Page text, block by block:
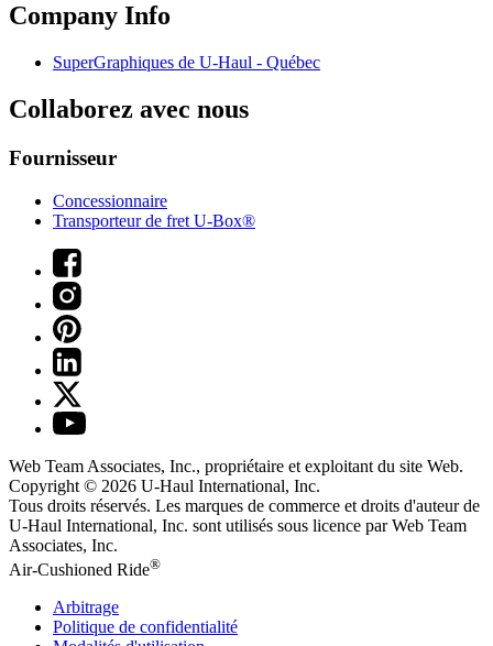
Company Info
SuperGraphiques de U-Haul - Québec
Collaborez avec nous
Fournisseur
Concessionnaire
Transporteur de fret U-Box®
Web Team Associates, Inc., propriétaire et exploitant du site Web.
Copyright © 2026 U-Haul International, Inc.
Tous droits réservés. Les marques de commerce et droits d'auteur de
U-Haul International, Inc. sont utilisés sous licence par Web Team
Associates, Inc.
Air-Cushioned Ride®
Arbitrage
Politique de confidentialité